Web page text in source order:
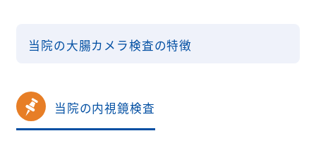
当院の大腸カメラ検査の特徴
当院の内視鏡検査